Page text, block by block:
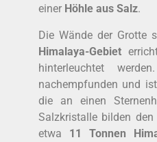
einer Höhle aus Salz.
Die Wände der Grotte
Himalaya-Gebiet
hinterleuchtet
nachempfunden und
die an einen
Salzkristalle bilden
etwa 11 Tonnen